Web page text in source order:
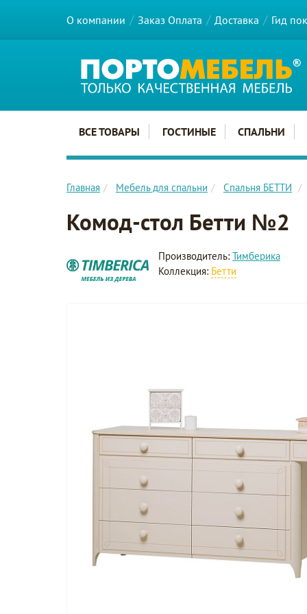
О компании Заказ Оплата Доставка Гид
Главное меню сайта
ВСЕ ТОВАРЫ ГОСТИНЫЕ СПАЛЬНИ
Главная Мебель для спальни Спальня БЕТТИ
Комод-стол Бетти №2
Производитель: Тимберика
Коллекция: Бетти